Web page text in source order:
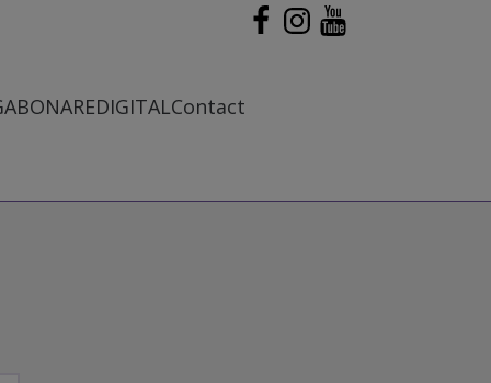
ABONAREDIGITALContact